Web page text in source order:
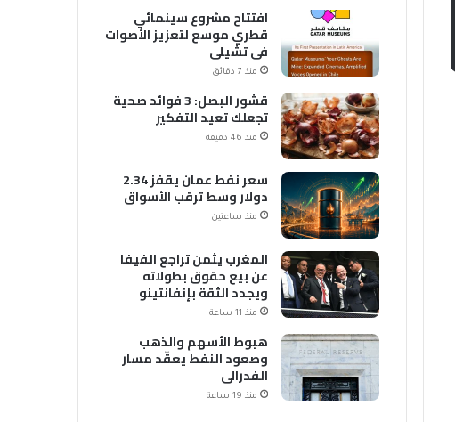
افتتاح مشروع سينمائي
قطري موسع لتعزيز الأصوات
في تشيلي
منذ 7 دقائق
قشور البصل: 3 فوائد صحية
تجعلك تعيد التفكير
منذ 46 دقيقة
سعر نفط عمان يقفز 2.34
دولار وسط ترقب الأسواق
منذ ساعتين
المغرب يثمن تراجع الفيفا
عن بيع حقوق بطولاته
ويجدد الثقة بإنفانتينو
منذ 11 ساعة
هبوط الأسهم والذهب
وصعود النفط يعقّد مسار
الفدرالي
منذ 19 ساعة